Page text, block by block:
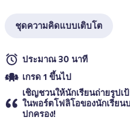
ชุดความคิดแบบเติบโต
ประมาณ 30 นาที
เกรด 1 ขึ้นไป
เชิญชวนให้นักเรียนถ่ายรูปเ
ในพอร์ตโฟลิโอของนักเรีย
ปกครอง!